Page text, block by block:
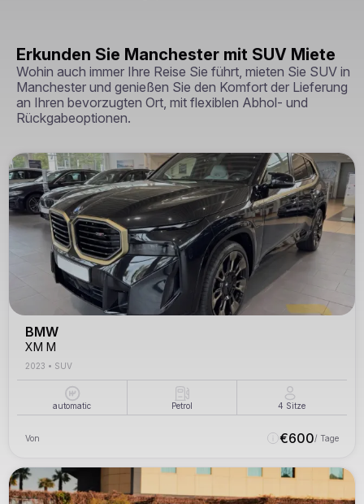
Erkunden Sie Manchester mit SUV Miete
Wohin auch immer Ihre Reise Sie führt, mieten Sie SUV in
Manchester und genießen Sie den Komfort der Lieferung
an Ihren bevorzugten Ort, mit flexiblen Abhol- und
Rückgabeoptionen.
BMW
XM M
2023 • SUV
automatic Petrol 4 Sitze
Von €600/ Tage